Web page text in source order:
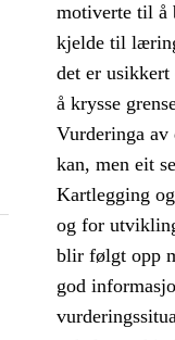
motiverte til å
kjelde til
det er
å krysse
Vurderinga av
kan, men eit
Kartlegging
og for
blir følgt opp
god